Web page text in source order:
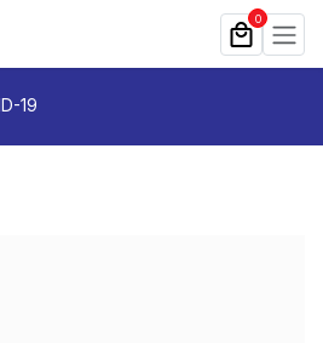
0
19